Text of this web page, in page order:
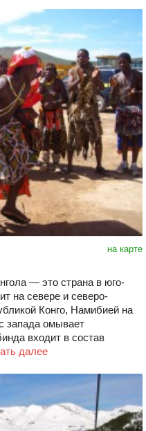
на карте
— это страна в юго-
на севере и северо-
Конго, Намибией на
запада омывает
входит в состав
далее